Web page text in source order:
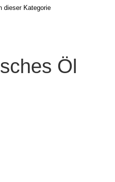
dieser Kategorie
Öl